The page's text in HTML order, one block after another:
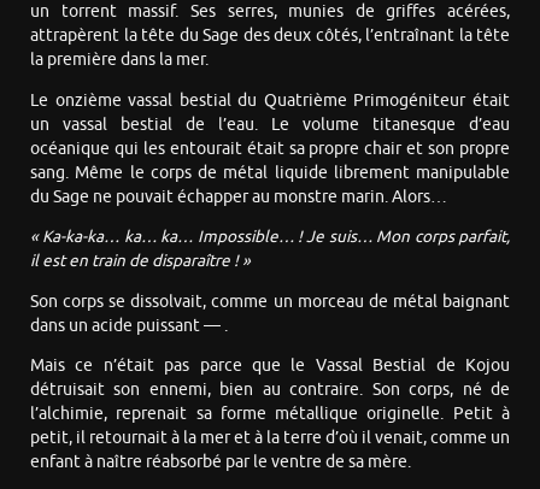
un torrent massif. Ses serres, munies de griffes acérées,
attrapèrent la tête du Sage des deux côtés, l’entraînant la tête
la première dans la mer.
Le onzième vassal bestial du Quatrième Primogéniteur était
un vassal bestial de l’eau. Le volume titanesque d’eau
océanique qui les entourait était sa propre chair et son propre
sang. Même le corps de métal liquide librement manipulable
du Sage ne pouvait échapper au monstre marin. Alors…
« Ka-ka-ka… ka… ka… Impossible… ! Je suis… Mon corps parfait,
il est en train de disparaître ! »
Son corps se dissolvait, comme un morceau de métal baignant
dans un acide puissant — .
Mais ce n’était pas parce que le Vassal Bestial de Kojou
détruisait son ennemi, bien au contraire. Son corps, né de
l’alchimie, reprenait sa forme métallique originelle. Petit à
petit, il retournait à la mer et à la terre d’où il venait, comme un
enfant à naître réabsorbé par le ventre de sa mère.